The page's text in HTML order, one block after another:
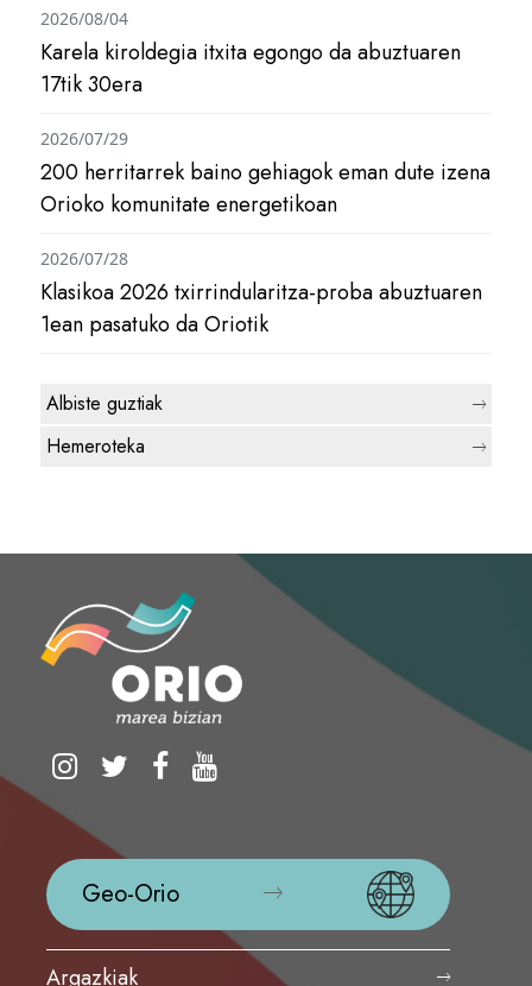
Karela kiroldegia itxita egongo da abuztuaren
17tik 30era
2026/08/04
200 herritarrek baino gehiagok eman dute izena
Orioko komunitate energetikoan
2026/07/29
Klasikoa 2026 txirrindularitza-proba abuztuaren
1ean pasatuko da Oriotik
2026/07/28
Albiste guztiak
Hemeroteka
Geo-Orio
Argazkiak